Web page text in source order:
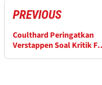
PREVIOUS
Coulthard Peringatkan
Verstappen Soal Kritik F1